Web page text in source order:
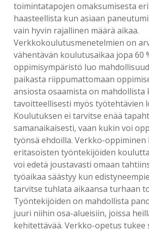
toimintatapojen omaksumisesta
haasteellista kun asiaan
vain hyvin rajallinen määrä aikaa.
Verkkokoulutusmenetelmien on
vähentävän koulutusaikaa jopa 60
oppimisympäristö luo
paikasta riippumattomaan
ansiosta osaamista on mahdollista
tavoitteellisesti myös työtehtävien
Koulutuksen ei tarvitse enää
samanaikaisesti, vaan kukin voi
työnsä ehdoilla. Verkko-oppiminen
eritasoisten työntekijöiden
voi edetä joustavasti omaan
työaikaa säästyy kun
tarvitse tuhlata aikaansa turhaan
Työntekijöiden on mahdollista
juuri niihin osa-alueisiin, joissa
kehitettävää. Verkko-opetus tukee